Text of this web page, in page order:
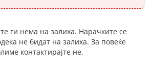
ги нема на залиха. Нарачките се
не бидат на залиха. За повеќе
контактирајте не.